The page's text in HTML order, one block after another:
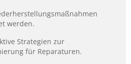
werden.
Strategien zur
für Reparaturen.